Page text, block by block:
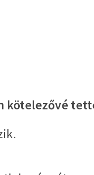
kötelezővé